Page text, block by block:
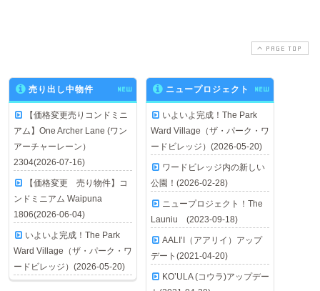
PAGE TOP
売り出し中物件 NEW
【価格変更売りコンドミニ
アム】One Archer Lane (ワン
アーチャーレーン）
2304(2026-07-16)
【価格変更 売り物件】コ
ンドミニアム Waipuna
1806(2026-06-04)
いよいよ完成！The Park
Ward Village（ザ・パーク・ワ
ードビレッジ）(2026-05-20)
ニュープロジェクト NEW
いよいよ完成！The Park
Ward Village（ザ・パーク・ワ
ードビレッジ）(2026-05-20)
ワードビレッジ内の新しい
公園！(2026-02-28)
ニュープロジェクト！The
Launiu (2023-09-18)
AALI’I（アアリイ）アップ
デート(2021-04-20)
KO’ULA (コウラ)アップデー